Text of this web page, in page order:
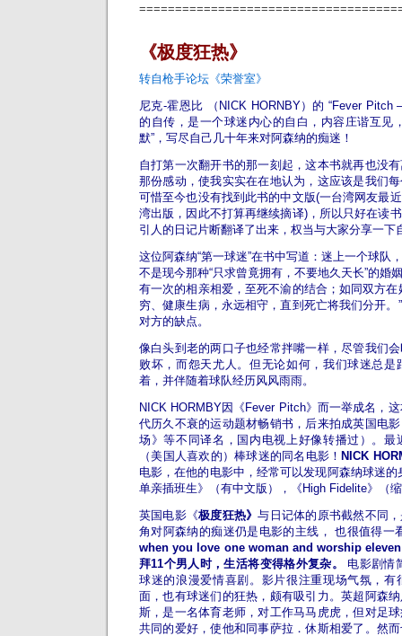
《极度狂热》
转自枪手论坛《荣誉室》
尼克-霍恩比 （NICK HORNBY）的 “Fever Pitch
的自传，是一个球迷内心的自白，内容庄谐互见
默”，写尽自己几十年来对阿森纳的痴迷！
自打第一次翻开书的那一刻起，这本书就再也没
那份感动，使我实实在在地认为，这应该是我们
可惜至今也没有找到此书的中文版(一台湾网友最
湾出版，因此不打算再继续摘译)，所以只好在读
引人的日记片断翻译了出来，权当与大家分享一下
这位阿森纳“第一球迷”在书中写道：迷上一个球队
不是现今那种“只求曾竟拥有，不要地久天长”的婚
有一次的相亲相爱，至死不渝的结合；如同双方在
穷、健康生病，永远相守，直到死亡将我们分开。
对方的缺点。
像白头到老的两口子也经常拌嘴一样，尽管我们
败坏，而怨天尤人。但无论如何，我们球迷总是
着，并伴随着球队经历风风雨雨。
NICK HORMBY因《Fever Pitch》而一举成名，
代历久不衰的运动题材畅销书，后来拍成英国电影
场》等不同译名，国内电视上好像转播过）。最
（美国人喜欢的）棒球迷的同名电影！NICK
电影，在他的电影中，经常可以发现阿森纳球迷
单亲插班生》（有中文版），《High Fidelite》（
英国电影《极度狂热》与日记体的原书截然不同
角对阿森纳的痴迷仍是电影的主线， 也很值得一
when you love one woman and worship
拜11个男人时，生活将变得格外复杂。
电影剧情
球迷的浪漫爱情喜剧。影片很注重现场气氛，有
面，也有球迷们的狂热，颇有吸引力。英超阿森
斯，是一名体育老师，对工作马马虎虎，但对足
共同的爱好，使他和同事萨拉．休斯相爱了。然